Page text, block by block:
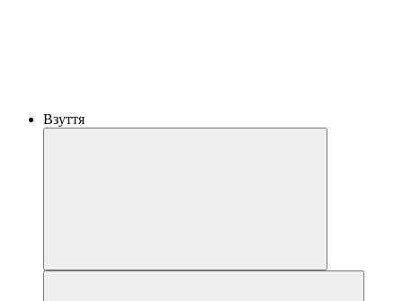
Взуття